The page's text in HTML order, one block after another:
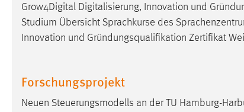
Grow4Digital Digitalisierung, Innovation und
Studium Übersicht Sprachkurse des
Innovation und Gründungsqualifikation Zertifikat
Forschungsprojekt
Neuen Steuerungsmodells an der TU Hamburg-
EXTERNE MEDIEN
Um Inhalte von Videoplattformen und Social Media
Plattformen anzeigen zu können, werden von diesen
YouTube